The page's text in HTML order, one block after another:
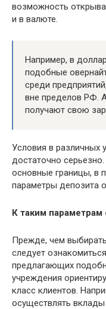
возможность
и в валюте.
Например, в
подобные
среди
вне пределов РФ.
получают свою
Условия в различных
достаточно
основные границы, в
параметры депозита
К таким параметрам
Прежде, чем
следует
предлагающих
учреждения
класс клиентов.
осуществлять